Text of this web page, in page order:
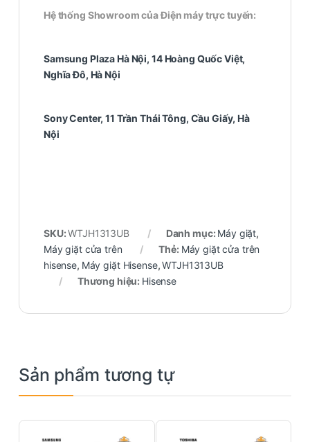
Hệ thống Showroom của Điện máy trực tuyến:
Samsung Plaza Hà Nội, 14 Hoàng Quốc Việt,
Nghĩa Đô, Hà Nội
Sony Center, 11 Trần Thái Tông, Cầu Giấy, Hà
Nội
SKU:WTJH1313UB Danh mục: Máy giặt,
Máy giặt cửa trên
Thẻ: Máy giặt cửa trên
hisense, Máy giặt Hisense,WTJH1313UB
Thương hiệu: Hisense
Sản phẩm tương tự